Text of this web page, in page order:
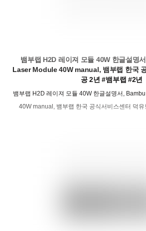
뱀부랩 H2D 레이져 모듈 40W 한글설명
Laser Module 40W manual, 뱀부랩 한국
공 2년 #뱀부랩 #2년
뱀부랩 H2D 레이져 모듈 40W 한글설명서,
40W manual, 뱀부랩 한국 공식서비스센터 덕